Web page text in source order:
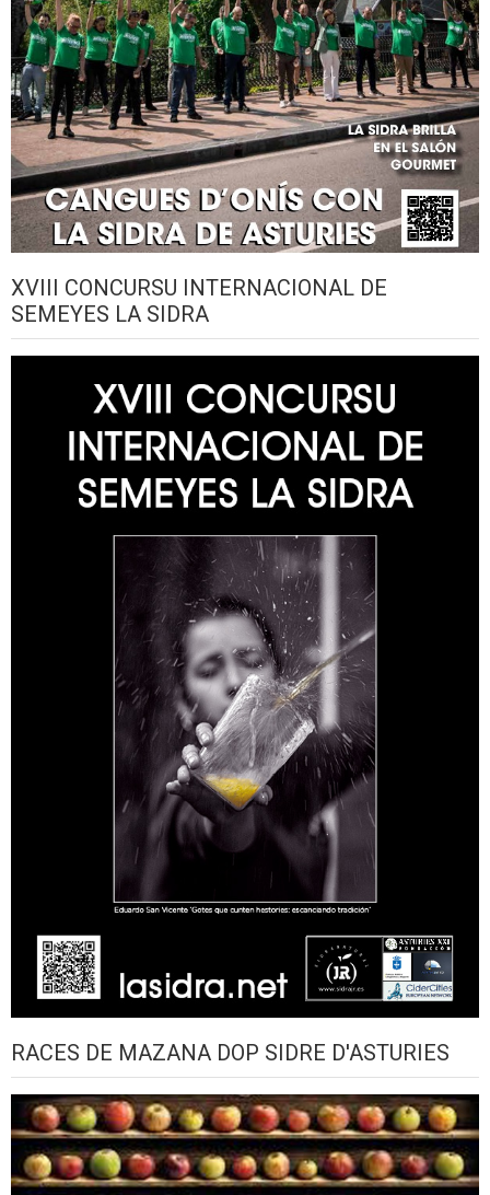
XVIII CONCURSU INTERNACIONAL DE
SEMEYES LA SIDRA
RACES DE MAZANA DOP SIDRE D'ASTURIES